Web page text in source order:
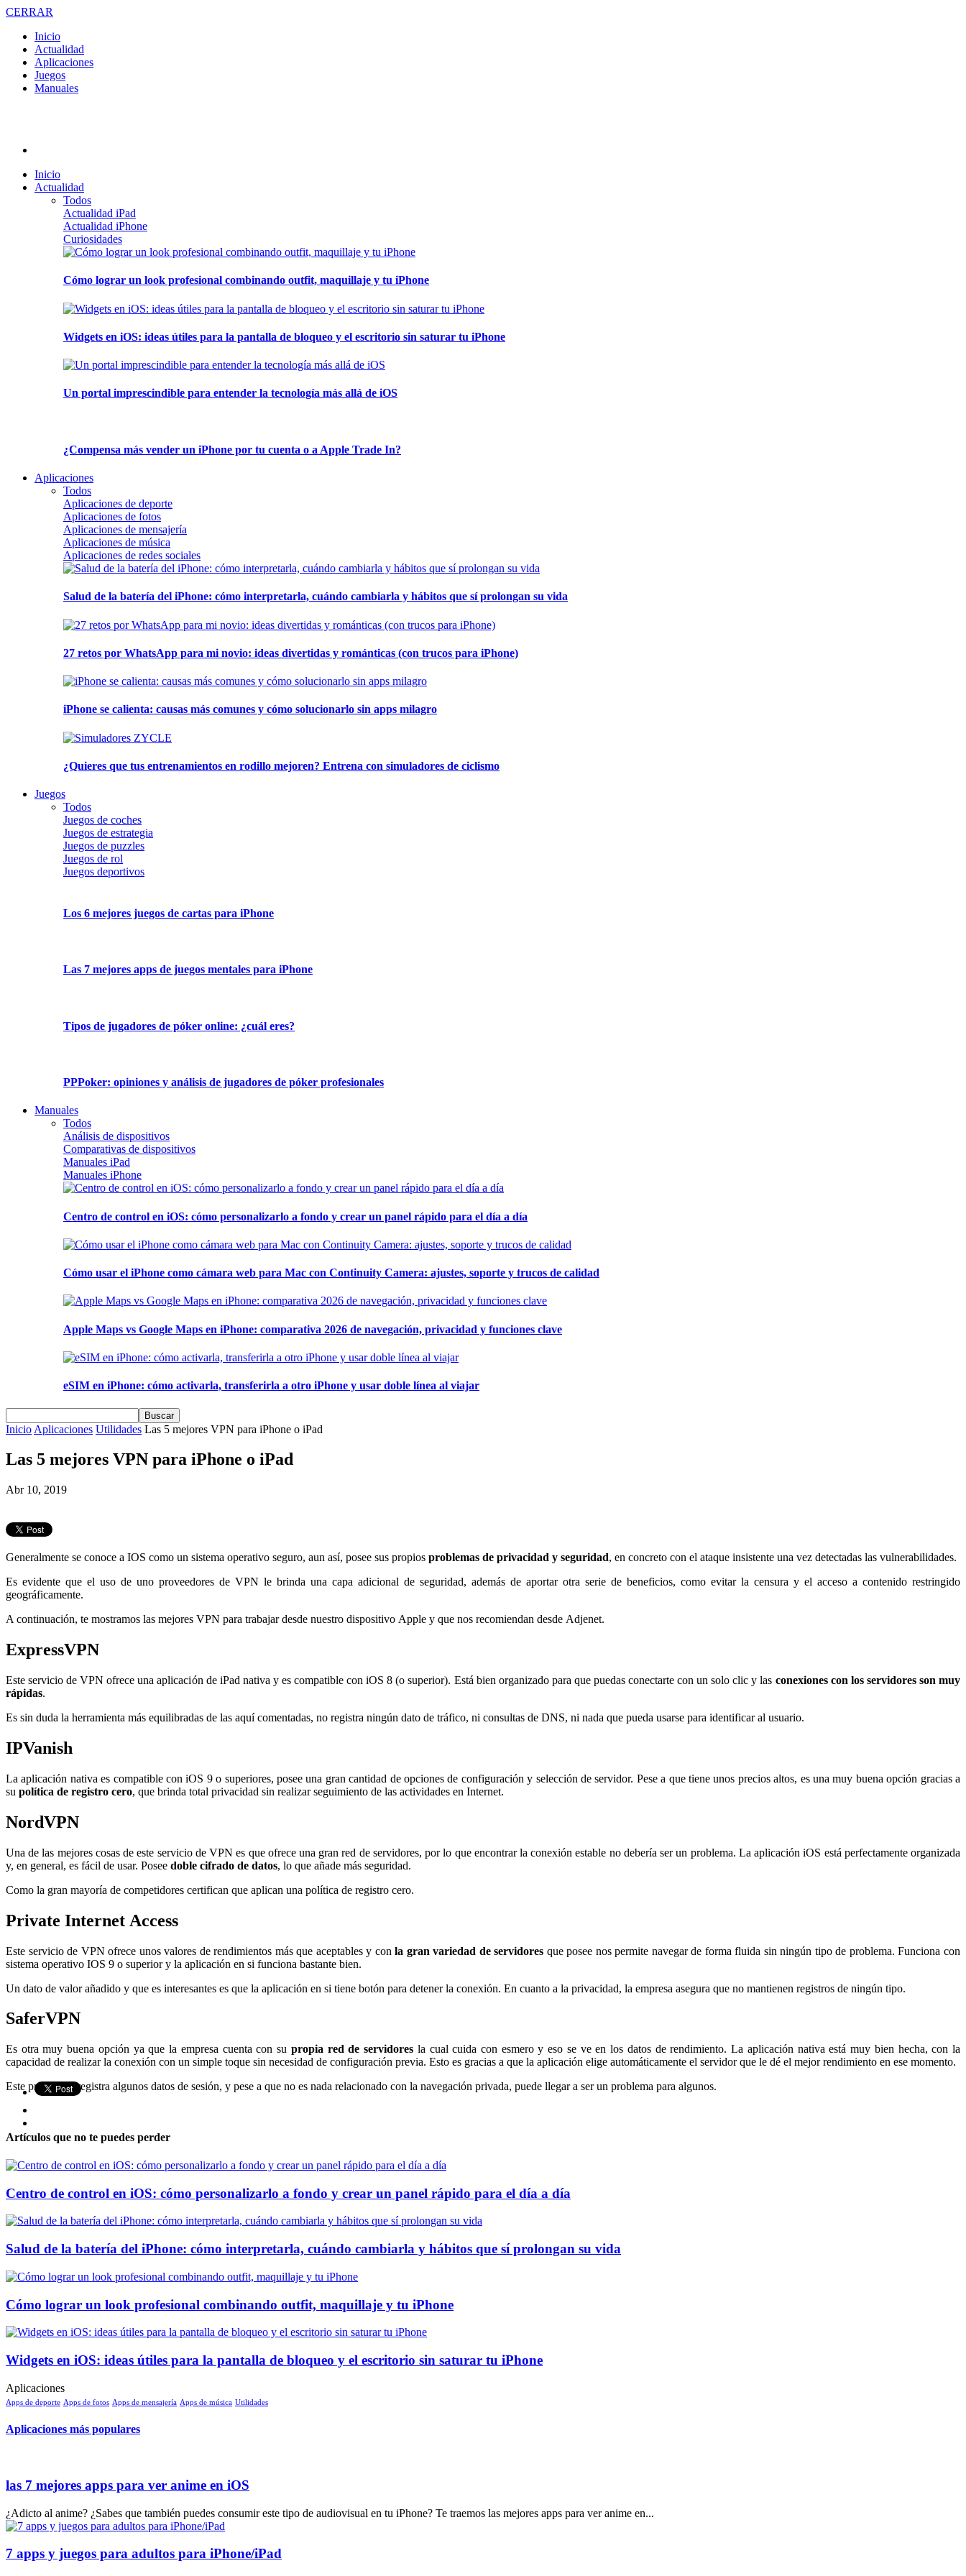
CERRAR
Inicio
Actualidad
Aplicaciones
Juegos
Manuales
Inicio
Actualidad
Todos
Actualidad iPad
Actualidad iPhone
Curiosidades
Cómo lograr un look profesional combinando outfit, maquillaje y tu iPhone
Widgets en iOS: ideas útiles para la pantalla de bloqueo y el escritorio sin saturar tu iPhone
Un portal imprescindible para entender la tecnología más allá de iOS
¿Compensa más vender un iPhone por tu cuenta o a Apple Trade In?
Aplicaciones
Todos
Aplicaciones de deporte
Aplicaciones de fotos
Aplicaciones de mensajería
Aplicaciones de música
Aplicaciones de redes sociales
Salud de la batería del iPhone: cómo interpretarla, cuándo cambiarla y hábitos que sí prolongan su vida
27 retos por WhatsApp para mi novio: ideas divertidas y románticas (con trucos para iPhone)
iPhone se calienta: causas más comunes y cómo solucionarlo sin apps milagro
¿Quieres que tus entrenamientos en rodillo mejoren? Entrena con simuladores de ciclismo
Juegos
Todos
Juegos de coches
Juegos de estrategia
Juegos de puzzles
Juegos de rol
Juegos deportivos
Los 6 mejores juegos de cartas para iPhone
Las 7 mejores apps de juegos mentales para iPhone
Tipos de jugadores de póker online: ¿cuál eres?
PPPoker: opiniones y análisis de jugadores de póker profesionales
Manuales
Todos
Análisis de dispositivos
Comparativas de dispositivos
Manuales iPad
Manuales iPhone
Centro de control en iOS: cómo personalizarlo a fondo y crear un panel rápido para el día a día
Cómo usar el iPhone como cámara web para Mac con Continuity Camera: ajustes, soporte y trucos de calidad
Apple Maps vs Google Maps en iPhone: comparativa 2026 de navegación, privacidad y funciones clave
eSIM en iPhone: cómo activarla, transferirla a otro iPhone y usar doble línea al viajar
Inicio Aplicaciones Utilidades Las 5 mejores VPN para iPhone o iPad
Las 5 mejores VPN para iPhone o iPad
Abr 10, 2019
Generalmente se conoce a IOS como un sistema operativo seguro, aun así, posee sus propios problemas de privacidad y seguridad, en concreto con el ataque insistente una vez detectadas las vulnerabilidades.
Es evidente que el uso de uno proveedores de VPN le brinda una capa adicional de seguridad, además de aportar otra serie de beneficios, como evitar la censura y el acceso a contenido restringido
geográficamente.
A continuación, te mostramos las mejores VPN para trabajar desde nuestro dispositivo Apple y que nos recomiendan desde Adjenet.
ExpressVPN
Este servicio de VPN ofrece una aplicación de iPad nativa y es compatible con iOS 8 (o superior). Está bien organizado para que puedas conectarte con un solo clic y las conexiones con los servidores son muy
rápidas.
Es sin duda la herramienta más equilibradas de las aquí comentadas, no registra ningún dato de tráfico, ni consultas de DNS, ni nada que pueda usarse para identificar al usuario.
IPVanish
La aplicación nativa es compatible con iOS 9 o superiores, posee una gran cantidad de opciones de configuración y selección de servidor. Pese a que tiene unos precios altos, es una muy buena opción gracias a
su política de registro cero, que brinda total privacidad sin realizar seguimiento de las actividades en Internet.
NordVPN
Una de las mejores cosas de este servicio de VPN es que ofrece una gran red de servidores, por lo que encontrar la conexión estable no debería ser un problema. La aplicación iOS está perfectamente organizada
y, en general, es fácil de usar. Posee doble cifrado de datos, lo que añade más seguridad.
Como la gran mayoría de competidores certifican que aplican una política de registro cero.
Private Internet Access
Este servicio de VPN ofrece unos valores de rendimientos más que aceptables y conla gran variedad de servidores que posee nos permite navegar de forma fluida sin ningún tipo de problema. Funciona con
sistema operativo IOS 9 o superior y la aplicación en si funciona bastante bien.
Un dato de valor añadido y que es interesantes es que la aplicación en si tiene botón para detener la conexión. En cuanto a la privacidad, la empresa asegura que no mantienen registros de ningún tipo.
SaferVPN
Es otra muy buena opción ya que la empresa cuenta con su propia red de servidores la cual cuida con esmero y eso se ve en los datos de rendimiento. La aplicación nativa está muy bien hecha, con la
capacidad de realizar la conexión con un simple toque sin necesidad de configuración previa. Esto es gracias a que la aplicación elige automáticamente el servidor que le dé el mejor rendimiento en ese momento.
Este proveedor registra algunos datos de sesión, y pese a que no es nada relacionado con la navegación privada, puede llegar a ser un problema para algunos.
Artículos que no te puedes perder
Centro de control en iOS: cómo personalizarlo a fondo y crear un panel rápido para el día a día
Salud de la batería del iPhone: cómo interpretarla, cuándo cambiarla y hábitos que sí prolongan su vida
Cómo lograr un look profesional combinando outfit, maquillaje y tu iPhone
Widgets en iOS: ideas útiles para la pantalla de bloqueo y el escritorio sin saturar tu iPhone
Aplicaciones
Apps de deporte Apps de fotos Apps de mensajería Apps de música Utilidades
Aplicaciones más populares
las 7 mejores apps para ver anime en iOS
¿Adicto al anime? ¿Sabes que también puedes consumir este tipo de audiovisual en tu iPhone? Te traemos las mejores apps para ver anime en...
7 apps y juegos para adultos para iPhone/iPad